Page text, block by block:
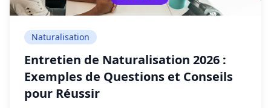
Naturalisation
Entretien de Naturalisation 2026 :
Exemples de Questions et Conseils
pour Réussir